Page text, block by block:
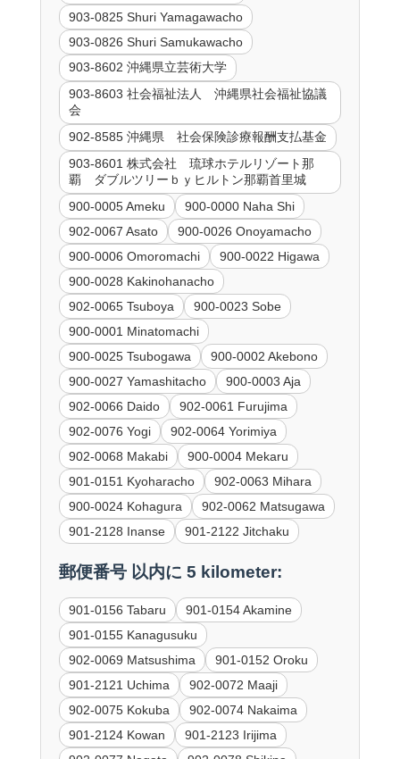
903-0825 Shuri Yamagawacho
903-0826 Shuri Samukawacho
903-8602 沖縄県立芸術大学
903-8603 社会福祉法人 沖縄県社会福祉協議
会
902-8585 沖縄県 社会保険診療報酬支払基金
903-8601 株式会社 琉球ホテルリゾート那
覇 ダブルツリーｂｙヒルトン那覇首里城
900-0005 Ameku
900-0000 Naha Shi
902-0067 Asato
900-0026 Onoyamacho
900-0006 Omoromachi
900-0022 Higawa
900-0028 Kakinohanacho
902-0065 Tsuboya
900-0023 Sobe
900-0001 Minatomachi
900-0025 Tsubogawa
900-0002 Akebono
900-0027 Yamashitacho
900-0003 Aja
902-0066 Daido
902-0061 Furujima
902-0076 Yogi
902-0064 Yorimiya
902-0068 Makabi
900-0004 Mekaru
901-0151 Kyoharacho
902-0063 Mihara
900-0024 Kohagura
902-0062 Matsugawa
901-2128 Inanse
901-2122 Jitchaku
郵便番号 以内に 5 kilometer:
901-0156 Tabaru
901-0154 Akamine
901-0155 Kanagusuku
902-0069 Matsushima
901-0152 Oroku
901-2121 Uchima
902-0072 Maaji
902-0075 Kokuba
902-0074 Nakaima
901-2124 Kowan
901-2123 Irijima